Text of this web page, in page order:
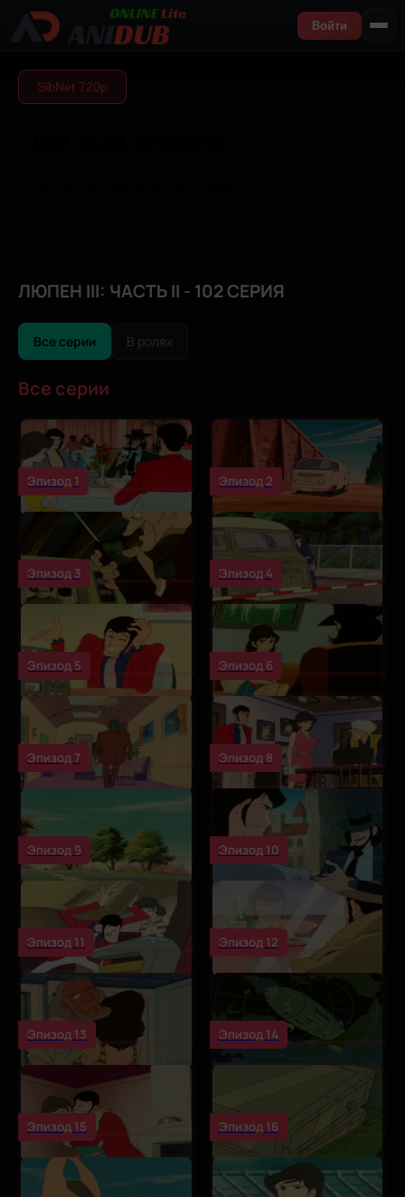
Войти
SibNet 720р
ЛЮПЕН III: ЧАСТЬ II - 102 СЕРИЯ
Все серии В ролях
Все серии
Эпизод 1 Эпизод 2
Эпизод 3 Эпизод 4
Эпизод 5 Эпизод 6
Эпизод 7 Эпизод 8
Эпизод 9 Эпизод 10
Эпизод 11 Эпизод 12
Эпизод 13 Эпизод 14
Эпизод 15 Эпизод 16